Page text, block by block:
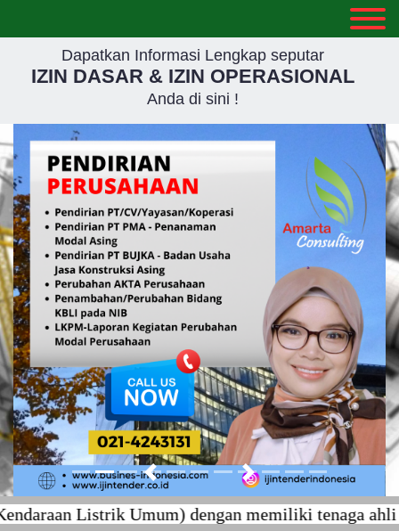
Dapatkan Informasi Lengkap seputar
IZIN DASAR & IZIN OPERASIONAL
Anda di sini !
Previous Next
Umum) dengan memiliki tenaga ahli yang